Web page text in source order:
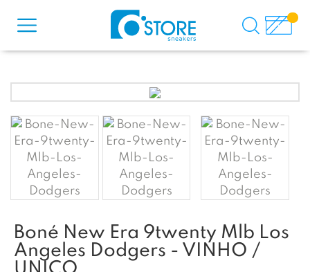
Boné New Era 9twenty Mlb Los
Angeles Dodgers - VINHO /